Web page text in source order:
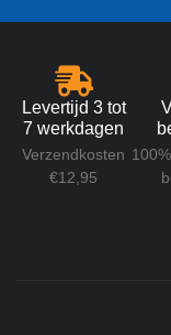
Levertijd 3 tot
7 werkdagen
Verzendkosten
€12,95